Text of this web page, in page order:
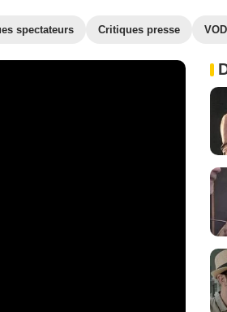
spectateurs Critiques presse VOD